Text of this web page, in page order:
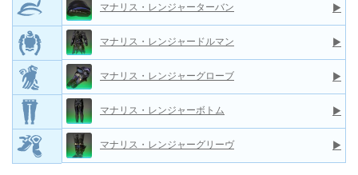
マナリス・レンジャーターバン ▶
マナリス・レンジャードルマン ▶
マナリス・レンジャーグローブ ▶
マナリス・レンジャーボトム ▶
マナリス・レンジャーグリーヴ ▶